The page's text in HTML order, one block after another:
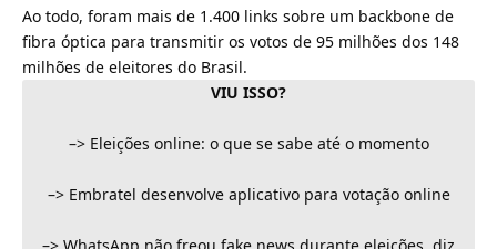
Ao todo, foram mais de 1.400 links sobre um backbone de
fibra óptica para transmitir os votos de 95 milhões dos 148
milhões de eleitores do Brasil.
VIU ISSO?
–> Eleições online: o que se sabe até o momento
–> Embratel desenvolve aplicativo para votação online